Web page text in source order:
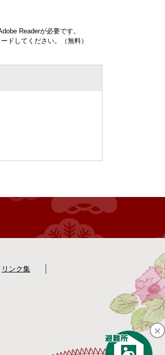
Readerが必要です。
ドしてください。（無料）
リンク集